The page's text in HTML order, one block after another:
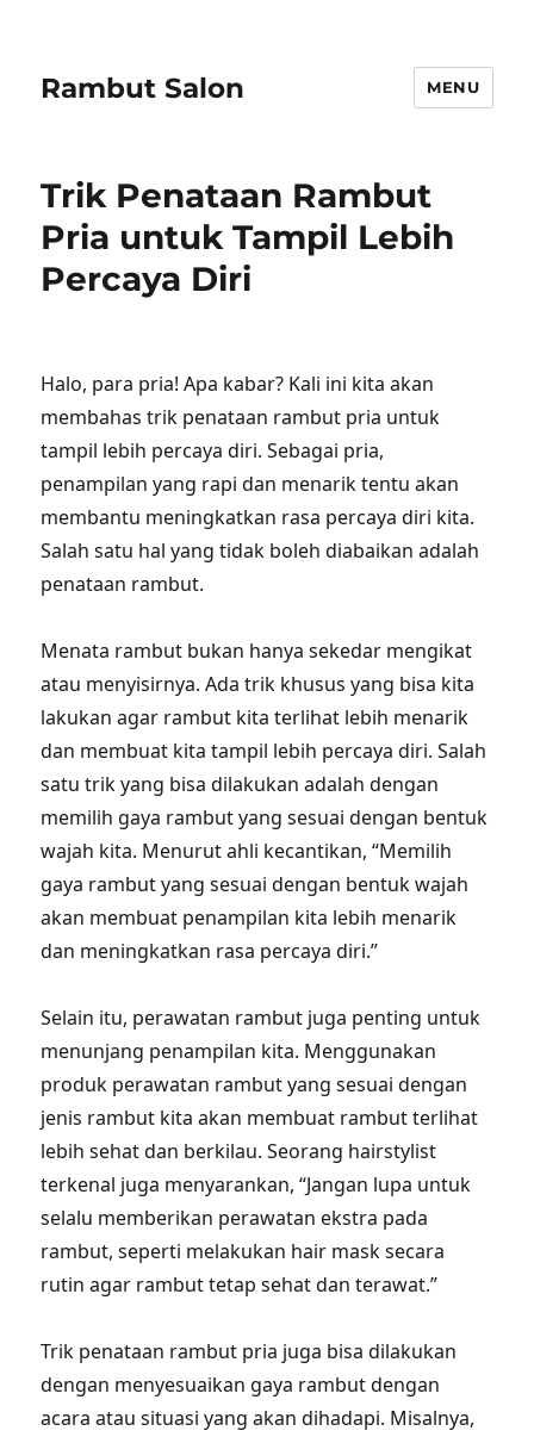
Rambut Salon MENU
Trik Penataan Rambut
Pria untuk Tampil Lebih
Percaya Diri
Halo, para pria! Apa kabar? Kali ini kita akan
membahas trik penataan rambut pria untuk
tampil lebih percaya diri. Sebagai pria,
penampilan yang rapi dan menarik tentu akan
membantu meningkatkan rasa percaya diri kita.
Salah satu hal yang tidak boleh diabaikan adalah
penataan rambut.
Menata rambut bukan hanya sekedar mengikat
atau menyisirnya. Ada trik khusus yang bisa kita
lakukan agar rambut kita terlihat lebih menarik
dan membuat kita tampil lebih percaya diri. Salah
satu trik yang bisa dilakukan adalah dengan
memilih gaya rambut yang sesuai dengan bentuk
wajah kita. Menurut ahli kecantikan, “Memilih
gaya rambut yang sesuai dengan bentuk wajah
akan membuat penampilan kita lebih menarik
dan meningkatkan rasa percaya diri.”
Selain itu, perawatan rambut juga penting untuk
menunjang penampilan kita. Menggunakan
produk perawatan rambut yang sesuai dengan
jenis rambut kita akan membuat rambut terlihat
lebih sehat dan berkilau. Seorang hairstylist
terkenal juga menyarankan, “Jangan lupa untuk
selalu memberikan perawatan ekstra pada
rambut, seperti melakukan hair mask secara
rutin agar rambut tetap sehat dan terawat.”
Trik penataan rambut pria juga bisa dilakukan
dengan menyesuaikan gaya rambut dengan
acara atau situasi yang akan dihadapi. Misalnya,